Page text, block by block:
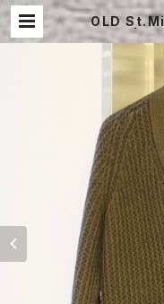
OLD
GAN |